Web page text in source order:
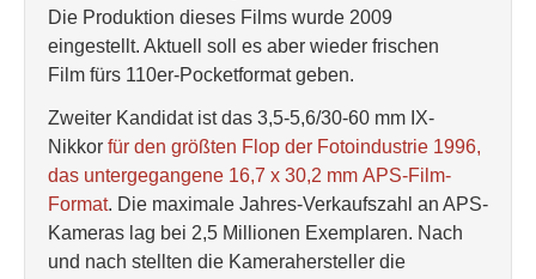
Die Produktion dieses Films wurde 2009
eingestellt. Aktuell soll es aber wieder frischen
Film fürs 110er-Pocketformat geben.
Zweiter Kandidat ist das 3,5-5,6/30-60 mm IX-
Nikkor für den größten Flop der Fotoindustrie 1996,
das untergegangene 16,7 x 30,2 mm APS-Film-
Format. Die maximale Jahres-Verkaufszahl an APS-
Kameras lag bei 2,5 Millionen Exemplaren. Nach
und nach stellten die Kamerahersteller die